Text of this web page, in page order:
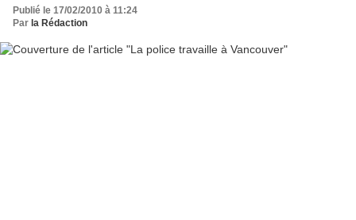
Publié le 17/02/2010 à 11:24
Par la Rédaction